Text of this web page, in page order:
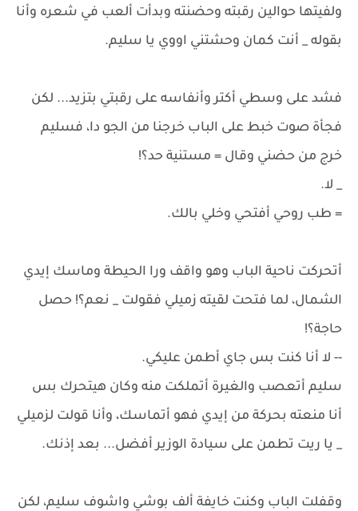
ولفيتها حوالين رقبته وحضنته وبدأت ألعب في شعره وأنا
بقوله _ أنت كمان وحشتني اووي يا سليم.
فشد على وسطي أكتر وأنفاسه على رقبتي بتزيد... لكن
فجأة صوت خبط على الباب خرجنا من الجو دا، فسليم
خرج من حضني وقال = مستنية حد؟!
_ لا.
= طب روحي أفتحي وخلي بالك.
أتحركت ناحية الباب وهو واقف ورا الحيطة وماسك إيدي
الشمال، لما فتحت لقيته زميلي فقولت _ نعم؟! حصل
حاجة؟!
-- لا أنا كنت بس جاي أطمن عليكي.
سليم أتعصب والغيرة أتملكت منه وكان هيتحرك بس
أنا منعته بحركة من إيدي فهو أتماسك، وأنا قولت لزميلي
_ يا ريت تطمن على سيادة الوزير أفضل... بعد إذنك.
وقفلت الباب وكنت خايفة ألف بوشي واشوف سليم، لكن